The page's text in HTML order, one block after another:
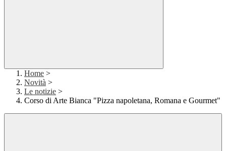
Home >
Novità >
Le notizie >
Corso di Arte Bianca "Pizza napoletana, Romana e Gourmet"